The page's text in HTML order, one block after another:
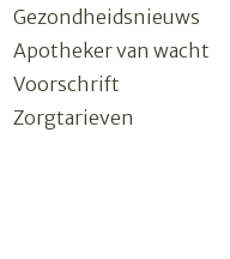
Gezondheidsnieuws
Apotheker van wacht
Voorschrift
Zorgtarieven